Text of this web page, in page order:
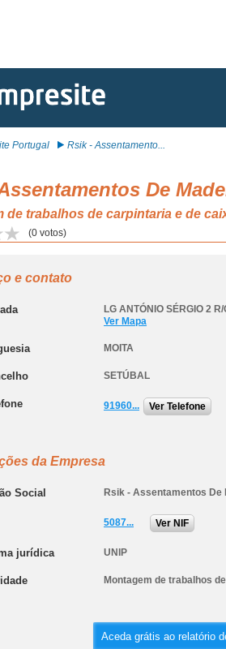
Portugal Rsik - Assentamento...
De
de trabalhos de carpintaria e de
(0 votos)
e contato
LG ANTÓNIO SÉRGIO 2
Ver Mapa
MOITA
SETÚBAL
91960... Ver Telefone
da Empresa
Social Rsik - Assentamentos De
5087... Ver NIF
jurídica UNIP
Montagem de trabalhos
Aceda grátis ao relatório